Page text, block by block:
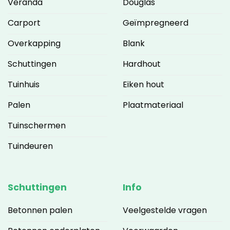
Carport
Overkapping
Schuttingen
Tuinhuis
Palen
Tuinschermen
Tuindeuren
Geïmpregneerd
Blank
Hardhout
Eiken hout
Plaatmateriaal
Schuttingen
Betonnen palen
Info
Veelgestelde vragen